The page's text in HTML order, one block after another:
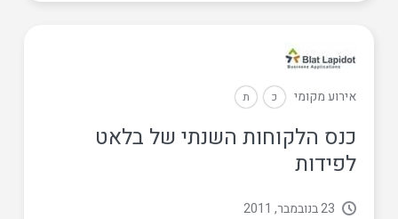
כנס הלקוחות השנתי של בלאט
לפידות
אירוע מקומי כ ת
23 בנובמבר, 2011